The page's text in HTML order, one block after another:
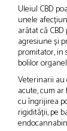
Uleiul CBD
unele
arătat că
agresiune și
promitator, in
bolilor
Veterinarii au
acute, cum
cu îngrijirea
rigidității, pe